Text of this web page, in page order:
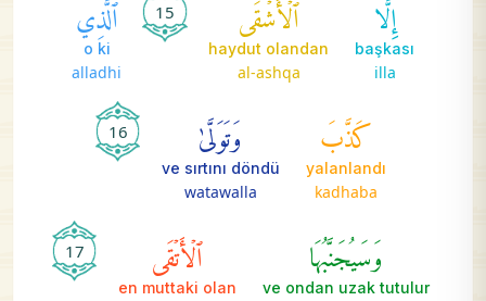
başkası
illa
haydut olandan
al-ashqa
15
o ki
alladhi
كَذَّبَ
yalanlandı
kadhaba
وَتَوَلَّىٰ
ve sırtını döndü
watawalla
16
وَسَيُجَنَّبُهَا
ve ondan uzak tutulur
ٱلۡأَتۡقَى
en muttaki olan
17